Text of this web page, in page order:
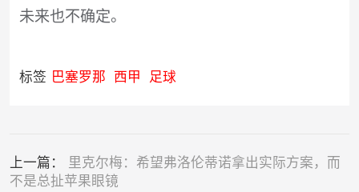
未来也不确定。
标签 巴塞罗那 西甲 足球
上一篇：
里克尔梅：希望弗洛伦蒂诺拿出实际方案，而
不是总扯苹果眼镜